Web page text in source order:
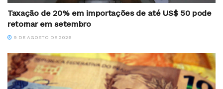
Taxação de 20% em importações de até US$ 50 pode
retornar em setembro
9 DE AGOSTO DE 2026